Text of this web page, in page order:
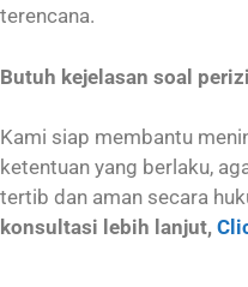
terencana.
Butuh kejelasan soal
Kami siap membantu
ketentuan yang berlaku,
tertib dan aman secara
konsultasi lebih lanjut,